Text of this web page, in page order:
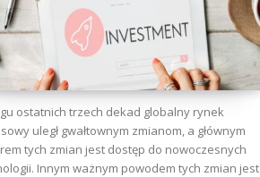
ostatnich trzech dekad globalny rynek
uległ gwałtownym zmianom, a głównym
tych zmian jest dostęp do nowoczesnych
Innym ważnym powodem tych zmian jest